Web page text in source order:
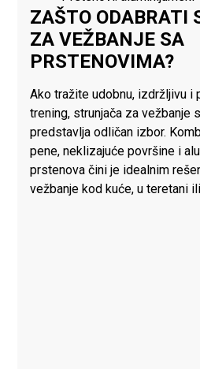
ZAŠTO ODABRATI
ZA VEŽBANJE SA
PRSTENOVIMA?
Ako tražite udobnu, izdržljivu i
trening, strunjača za vežbanje
predstavlja odličan izbor.
pene, neklizajuće površine i
prstenova čini je idealnim
vežbanje kod kuće, u teretani